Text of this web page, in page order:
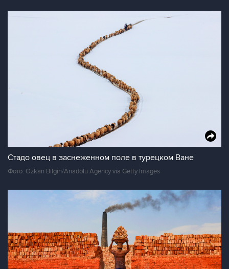
Стадо овец в заснеженном поле в турецком Ване
Фото: Ozkan Bilgin/Anadolu Agency via Getty Images